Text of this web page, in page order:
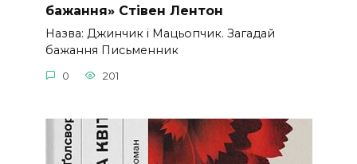
бажання» Стівен Лентон
Назва: Джинчик і Мацьопчик. Загадай
бажання Письменник
0 201